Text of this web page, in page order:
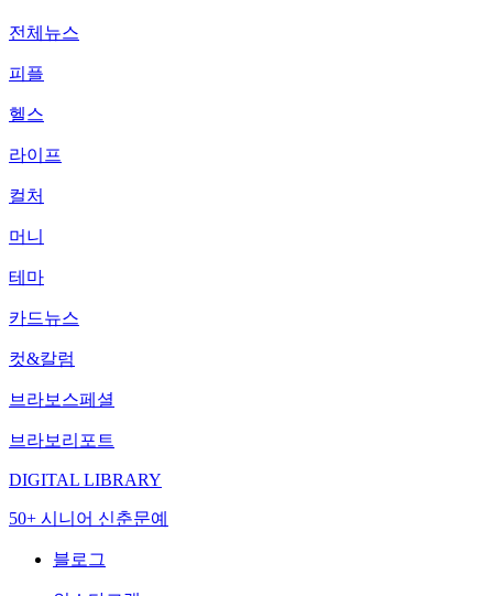
전체뉴스
피플
헬스
라이프
컬처
머니
테마
카드뉴스
컷&칼럼
브라보스페셜
브라보리포트
DIGITAL LIBRARY
50+ 시니어 신춘문예
블로그